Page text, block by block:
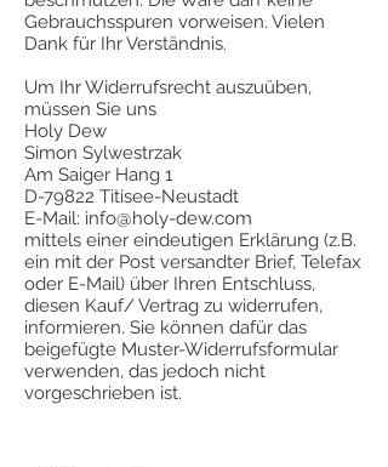
Gebrauchsspuren vorweisen. Vielen
Dank für Ihr Verständnis.
Um Ihr Widerrufsrecht auszuüben,
müssen Sie uns
Holy Dew
Simon Sylwestrzak
Am Saiger Hang 1
D-79822 Titisee-Neustadt
E-Mail: info@holy-dew.com
mittels einer eindeutigen Erklärung (z.B.
ein mit der Post versandter Brief, Telefax
oder E-Mail) über Ihren Entschluss,
diesen Kauf/ Vertrag zu widerrufen,
informieren. Sie können dafür das
beigefügte Muster-Widerrufsformular
verwenden, das jedoch nicht
vorgeschrieben ist.